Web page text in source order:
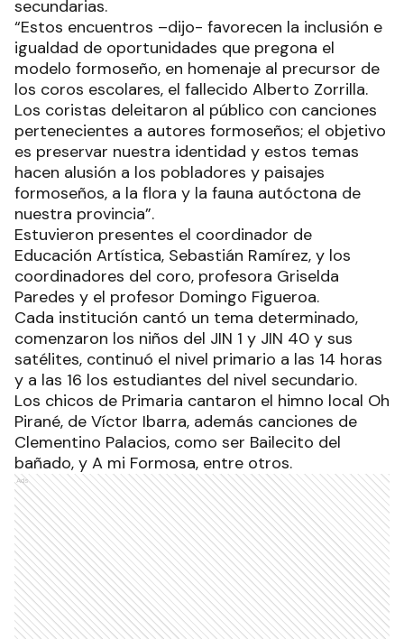
secundarias.
“Estos encuentros –dijo- favorecen la inclusión e
igualdad de oportunidades que pregona el
modelo formoseño, en homenaje al precursor de
los coros escolares, el fallecido Alberto Zorrilla.
Los coristas deleitaron al público con canciones
pertenecientes a autores formoseños; el objetivo
es preservar nuestra identidad y estos temas
hacen alusión a los pobladores y paisajes
formoseños, a la flora y la fauna autóctona de
nuestra provincia”.
Estuvieron presentes el coordinador de
Educación Artística, Sebastián Ramírez, y los
coordinadores del coro, profesora Griselda
Paredes y el profesor Domingo Figueroa.
Cada institución cantó un tema determinado,
comenzaron los niños del JIN 1 y JIN 40 y sus
satélites, continuó el nivel primario a las 14 horas
y a las 16 los estudiantes del nivel secundario.
Los chicos de Primaria cantaron el himno local Oh
Pirané, de Víctor Ibarra, además canciones de
Clementino Palacios, como ser Bailecito del
bañado, y A mi Formosa, entre otros.
Ads